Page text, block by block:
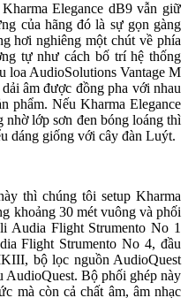
Elegance dB9 vẫn giữ
của hãng đó là sự gọn gàng
hơi nghiêng một chút về phía
tự như cách bố trí hệ thống
loa AudioSolutions Vantage M
âm được đồng pha với nhau
phẩm. Nếu Kharma Elegance
lớp sơn đen bóng loáng thì
dáng giống với cây đàn Luýt.
thì chúng tôi setup Kharma
khoảng 30 mét vuông và phối
Audia Flight Strumento No 1
Flight Strumento No 4, đầu
bộ lọc nguồn AudioQuest
AudioQuest. Bộ phối ghép này
mà còn cả chất âm, âm nhạc